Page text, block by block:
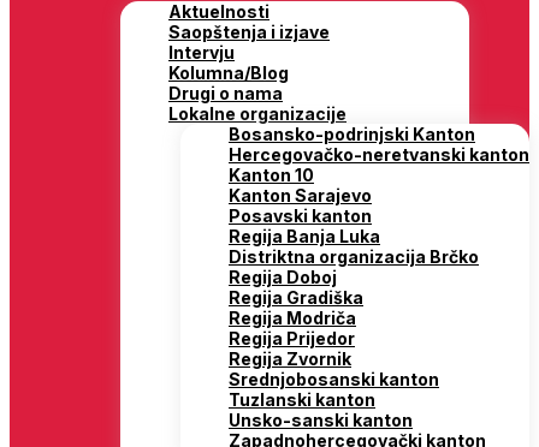
Aktuelnosti
Saopštenja i izjave
Intervju
Kolumna/Blog
Drugi o nama
Lokalne organizacije
Bosansko-podrinjski Kanton
Hercegovačko-neretvanski kanton
Kanton 10
Kanton Sarajevo
Posavski kanton
Regija Banja Luka
Distriktna organizacija Brčko
Regija Doboj
Regija Gradiška
Regija Modriča
Regija Prijedor
Regija Zvornik
Srednjobosanski kanton
Tuzlanski kanton
Unsko-sanski kanton
Zapadnohercegovački kanton